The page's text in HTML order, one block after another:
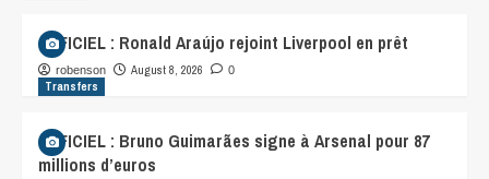
OFFICIEL : Ronald Araújo rejoint Liverpool en prêt
robenson August 8, 2026 0
Transfers
OFFICIEL : Bruno Guimarães signe à Arsenal pour 87
millions d’euros